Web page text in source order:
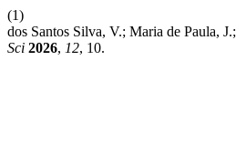
(1)
dos Santos Silva, V.; Maria de
Sci 2026, 12, 10.